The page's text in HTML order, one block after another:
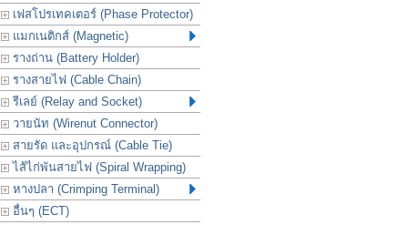
เฟสโปรเทคเตอร์ (Phase Protector)
แมกเนติกส์ (Magnetic)
รางถ่าน (Battery Holder)
รางสายไฟ (Cable Chain)
รีเลย์ (Relay and Socket)
วายนัท (Wirenut Connector)
สายรัด และอุปกรณ์ (Cable Tie)
ไส้ไก่พันสายไฟ (Spiral Wrapping)
หางปลา (Crimping Terminal)
อื่นๆ (ECT)